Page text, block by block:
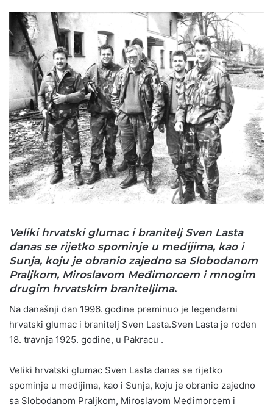
Veliki hrvatski glumac i branitelj Sven Lasta
danas se rijetko spominje u medijima, kao i
Sunja, koju je obranio zajedno sa Slobodanom
Praljkom, Miroslavom Međimorcem i mnogim
drugim hrvatskim braniteljima.
Na današnji dan 1996. godine preminuo je legendarni
hrvatski glumac i branitelj Sven Lasta.Sven Lasta je rođen
18. travnja 1925. godine, u Pakracu .
Veliki hrvatski glumac Sven Lasta danas se rijetko
spominje u medijima, kao i Sunja, koju je obranio zajedno
sa Slobodanom Praljkom, Miroslavom Međimorcem i